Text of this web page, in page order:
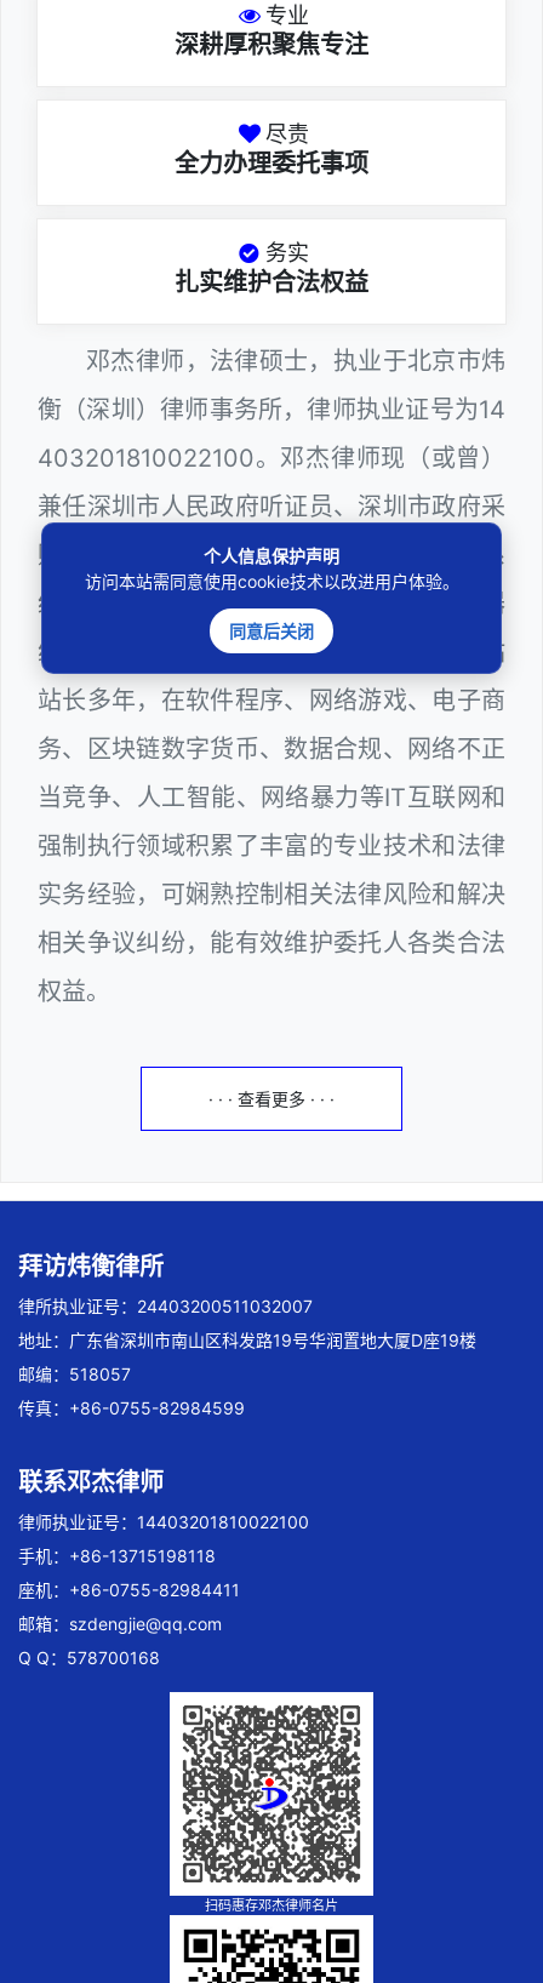
专业
深耕厚积聚焦专注
尽责
全力办理委托事项
务实
扎实维护合法权益
邓杰律师，法律硕士，执业于北京市炜
衡（深圳）律师事务所，律师执业证号为14
403201810022100。邓杰律师现（或曾）
兼任深圳市人民政府听证员、深圳市政府采
购评审专家（法律类），深圳市某区政府系
统公职律师、WEB前端开发和 WEB服务器
维护工程师、计算机信息网络安全员和网站
站长多年，在软件程序、网络游戏、电子商
务、区块链数字货币、数据合规、网络不正
当竞争、人工智能、网络暴力等IT互联网和
强制执行领域积累了丰富的专业技术和法律
实务经验，可娴熟控制相关法律风险和解决
相关争议纠纷，能有效维护委托人各类合法
权益。
· · · 查看更多 · · ·
拜访炜衡律所
律所执业证号：24403200511032007
地址：广东省深圳市南山区科发路19号华润置地大厦D座19楼
邮编：518057
传真：+86-0755-82984599
联系邓杰律师
律师执业证号：14403201810022100
手机：+86-13715198118
座机：+86-0755-82984411
邮箱： szdengjie@qq.com
Q Q：578700168
扫码惠存邓杰律师名片
个人信息保护声明
访问本站需同意使用cookie技术以改进用户体验。
同意后关闭